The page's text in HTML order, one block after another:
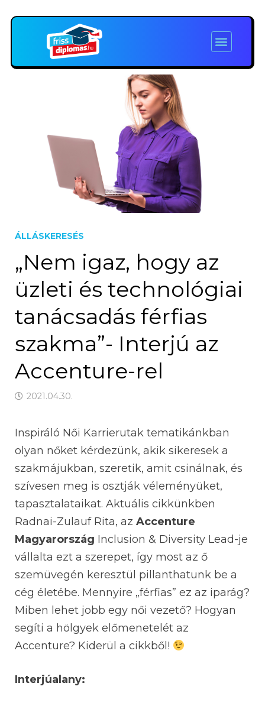
ÁLLÁSKERESÉS
„Nem igaz, hogy az
üzleti és technológiai
tanácsadás férfias
szakma”- Interjú az
Accenture-rel
2021.04.30.
Inspiráló Női Karrierutak tematikánkban
olyan nőket kérdezünk, akik sikeresek a
szakmájukban, szeretik, amit csinálnak, és
szívesen meg is osztják véleményüket,
tapasztalataikat. Aktuális cikkünkben
Radnai-Zulauf Rita, az Accenture
Magyarország Inclusion & Diversity Lead-je
vállalta ezt a szerepet, így most az ő
szemüvegén keresztül pillanthatunk be a
cég életébe. Mennyire „férfias” ez az iparág?
Miben lehet jobb egy női vezető? Hogyan
segíti a hölgyek előmenetelét az
Accenture? Kiderül a cikkből!
Interjúalany: